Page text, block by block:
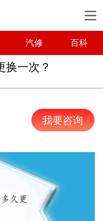
汽修 百科
换一次？
我要咨询